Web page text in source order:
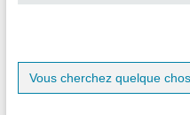
Search
for: